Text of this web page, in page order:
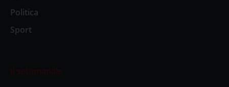
Politica
Sport
Il settimanale